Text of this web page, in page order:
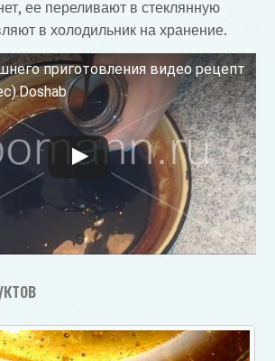
ее переливают в стеклянную
в холодильник на хранение.
приготовления видео рецепт
на YouTube